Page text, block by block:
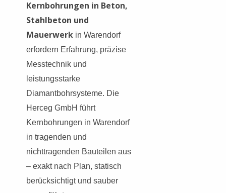
Kernbohrungen in Beton,
Stahlbeton und
Mauerwerk in Warendorf
erfordern Erfahrung, präzise
Messtechnik und
leistungsstarke
Diamantbohrsysteme. Die
Herceg GmbH führt
Kernbohrungen in Warendorf
in tragenden und
nichttragenden Bauteilen aus
– exakt nach Plan, statisch
berücksichtigt und sauber